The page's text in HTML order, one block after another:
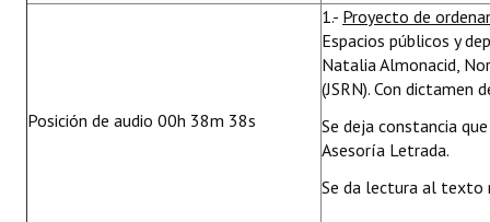
Posición de audio 00h 38m 38s
1.- Proyecto de
Espacios públicos y
Natalia Almonacid,
(JSRN). Con dictamen
Se deja constancia
Asesoría Letrada.
Se da lectura al texto